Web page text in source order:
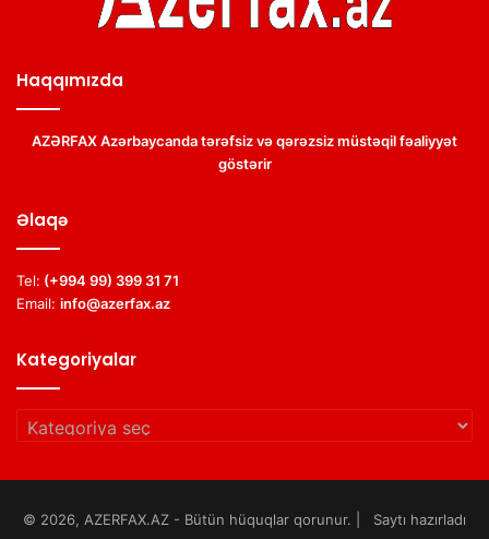
Haqqımızda
AZƏRFAX Azərbaycanda tərəfsiz və qərəzsiz müstəqil fəaliyyət
göstərir
Əlaqə
Tel: (+994 99) 399 31 71
Email: info@azerfax.az
Kategoriyalar
Kategoriyalar
© 2026, AZERFAX.AZ - Bütün hüquqlar qorunur. | Saytı hazırladı